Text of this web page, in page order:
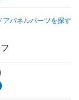
アパネルパーツを探す